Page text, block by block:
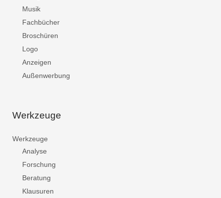
Musik
Fachbücher
Broschüren
Logo
Anzeigen
Außenwerbung
Werkzeuge
Werkzeuge
Analyse
Forschung
Beratung
Klausuren